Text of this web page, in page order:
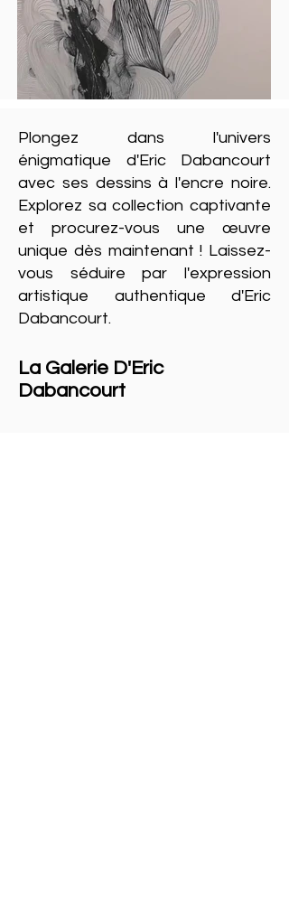
Plongez dans l'univers
énigmatique d'Eric Dabancourt
avec ses dessins à l'encre noire.
Explorez sa collection captivante
et procurez-vous une œuvre
unique dès maintenant ! Laissez-
vous séduire par l'expression
artistique authentique d'Eric
Dabancourt.
La Galerie D'Eric
Dabancourt